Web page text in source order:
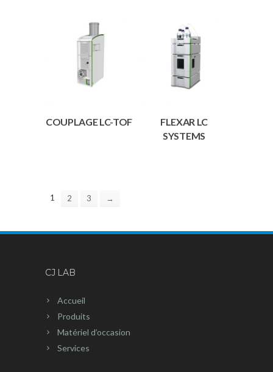
COUPLAGE LC-TOF
FLEXAR LC
SYSTEMS
1 2 3 →
CJ LAB
Accueil
Produits
Matériel d’occasion
Services